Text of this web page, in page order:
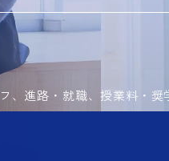
、進路・就職、授業料・